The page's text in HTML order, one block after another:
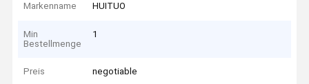
Markenname HUITUO
Min
Bestellmenge
1
Preis negotiable